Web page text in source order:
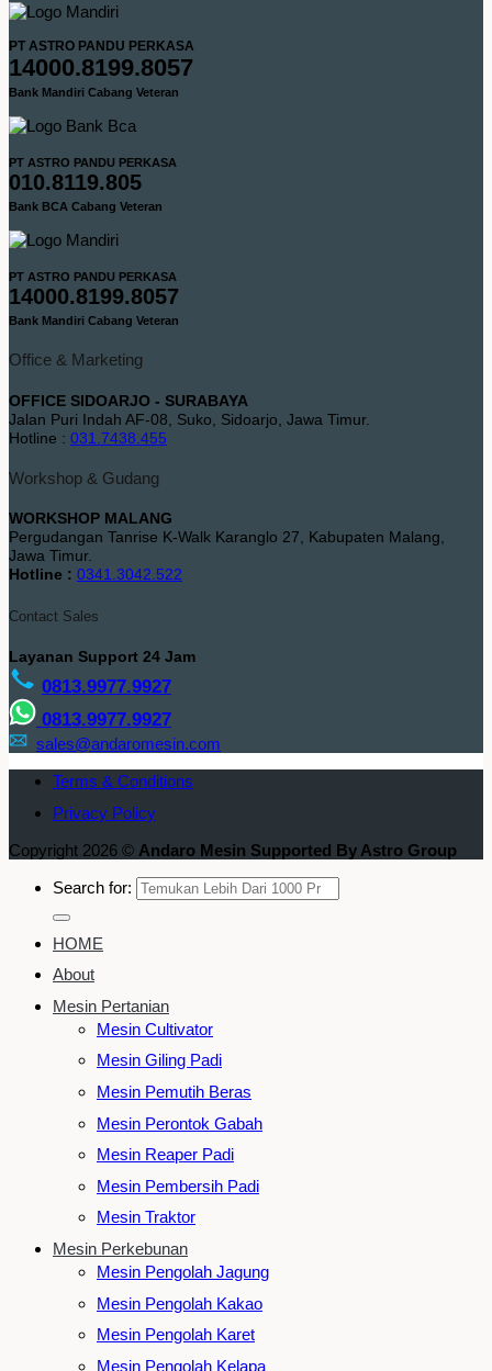
PT ASTRO PANDU PERKASA
14000.8199.8057
Bank Mandiri Cabang Veteran
PT ASTRO PANDU PERKASA
010.8119.805
Bank BCA Cabang Veteran
PT ASTRO PANDU PERKASA
14000.8199.8057
Bank Mandiri Cabang Veteran
Office & Marketing
OFFICE SIDOARJO - SURABAYA
Jalan Puri Indah AF-08, Suko, Sidoarjo, Jawa Timur.
Hotline : 031.7438.455
Workshop & Gudang
WORKSHOP MALANG
Pergudangan Tanrise K-Walk Karanglo 27, Kabupaten Malang,
Jawa Timur.
Hotline : 0341.3042.522
Contact Sales
Layanan Support 24 Jam
0813.9977.9927
0813.9977.9927
sales@andaromesin.com
Terms & Conditions
Privacy Policy
Copyright 2026 © Andaro Mesin Supported By Astro Group
Search for:
HOME
About
Mesin Pertanian
Mesin Cultivator
Mesin Giling Padi
Mesin Pemutih Beras
Mesin Perontok Gabah
Mesin Reaper Padi
Mesin Pembersih Padi
Mesin Traktor
Mesin Perkebunan
Mesin Pengolah Jagung
Mesin Pengolah Kakao
Mesin Pengolah Karet
Mesin Pengolah Kelapa